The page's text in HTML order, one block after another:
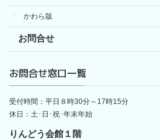
かわら版
お問合せ
お問合せ窓口一覧
受付時間：平日８時30分～17時15分
休日：土･日･祝･年末年始
りんどう会館１階